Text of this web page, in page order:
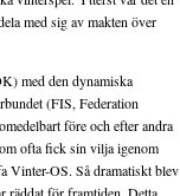
med sig av makten över
med den dynamiska
(FIS, Federation
före och efter andra
ofta fick sin vilja igenom
Vinter-OS. Så dramatiskt blev